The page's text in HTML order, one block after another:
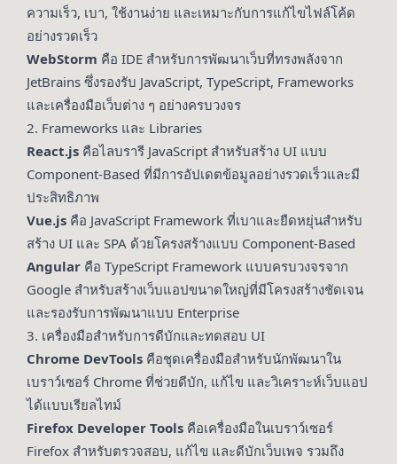
ความเร็ว, เบา, ใช้งานง่าย และเหมาะกับการแก้ไขไฟล์โค้ด
อย่างรวดเร็ว
WebStorm คือ IDE สำหรับการพัฒนาเว็บที่ทรงพลังจาก
JetBrains ซึ่งรองรับ JavaScript, TypeScript, Frameworks
และเครื่องมือเว็บต่าง ๆ อย่างครบวงจร
2. Frameworks และ Libraries
React.js คือไลบรารี JavaScript สำหรับสร้าง UI แบบ
Component-Based ที่มีการอัปเดตข้อมูลอย่างรวดเร็วและมี
ประสิทธิภาพ
Vue.js คือ JavaScript Framework ที่เบาและยืดหยุ่นสำหรับ
สร้าง UI และ SPA ด้วยโครงสร้างแบบ Component-Based
Angular คือ TypeScript Framework แบบครบวงจรจาก
Google สำหรับสร้างเว็บแอปขนาดใหญ่ที่มีโครงสร้างชัดเจน
และรองรับการพัฒนาแบบ Enterprise
3. เครื่องมือสำหรับการดีบักและทดสอบ UI
Chrome DevTools คือชุดเครื่องมือสำหรับนักพัฒนาใน
เบราว์เซอร์ Chrome ที่ช่วยดีบัก, แก้ไข และวิเคราะห์เว็บแอป
ได้แบบเรียลไทม์
Firefox Developer Tools คือเครื่องมือในเบราว์เซอร์
Firefox สำหรับตรวจสอบ, แก้ไข และดีบักเว็บเพจ รวมถึง